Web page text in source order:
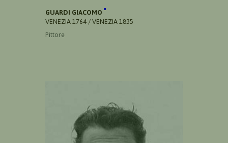
GUARDI GIACOMO
VENEZIA 1764 / VENEZIA 1835
Pittore